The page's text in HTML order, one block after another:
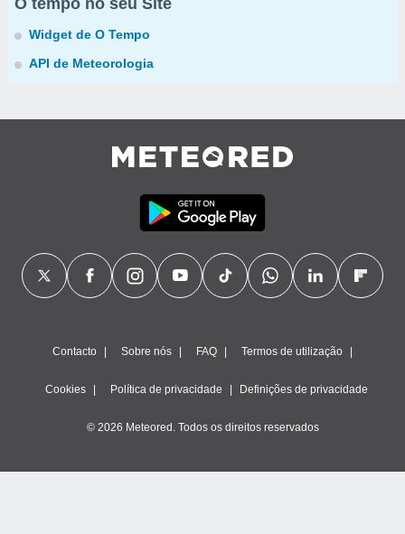
O tempo no seu Site
Widget de O Tempo
API de Meteorologia
Contacto Sobre nós FAQ Termos de utilização
Cookies Política de privacidade Definições de privacidade
© 2026 Meteored. Todos os direitos reservados